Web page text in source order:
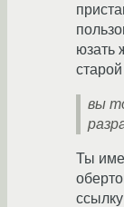
юзать
вы
Ты